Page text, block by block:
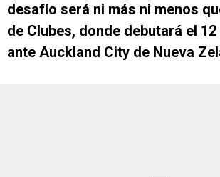
desafío será ni más ni menos
de Clubes, donde debutará el
ante Auckland City de Nueva